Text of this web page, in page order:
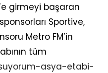
girmeyi başaran
Sportive,
Metro FM’in
tüm
asya-etabi-